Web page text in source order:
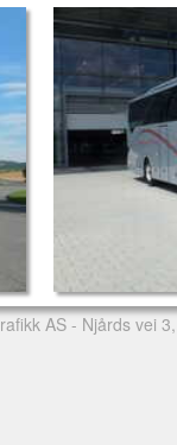
AS - Njårds vei